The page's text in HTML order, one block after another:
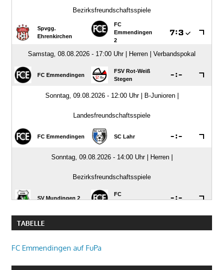
TABELLE
FC Emmendingen auf FuPa